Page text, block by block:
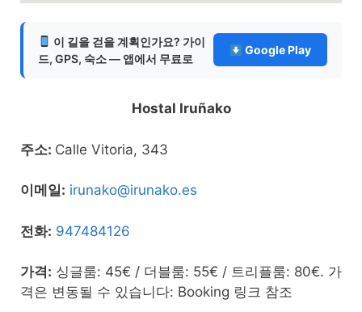
이 길을 걷을 계획인가요? 가이
드, GPS, 숙소 — 앱에서 무료로
Google Play
Hostal Iruñako
주소: Calle Vitoria, 343
이메일: irunako@irunako.es
전화: 947484126
가격: 싱글룸: 45€ / 더블룸: 55€ / 트리플룸: 80€. 가
격은 변동될 수 있습니다: Booking 링크 참조